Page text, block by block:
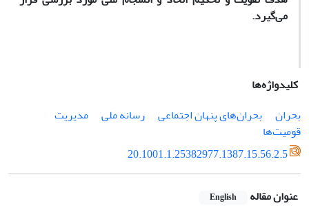
می‌گیرد.
کلیدواژه‌ها
بحران
بحران‌های پنهان اجتماعی رسانه ملی
مدیریت
قومیت‌ها
20.1001.1.25382977.1387.15.56.2.5
عنوان مقاله English